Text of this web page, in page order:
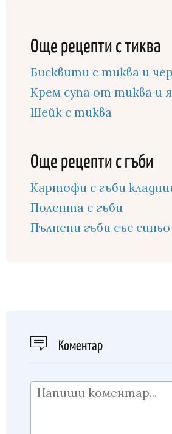
Още рецепти с тиква
Бисквити с тиква и
Крем супа от тиква и
Шейк с тиква
Още рецепти с гъби
Картофи с гъби
Полента с гъби
Пълнени гъби със
Kоментар